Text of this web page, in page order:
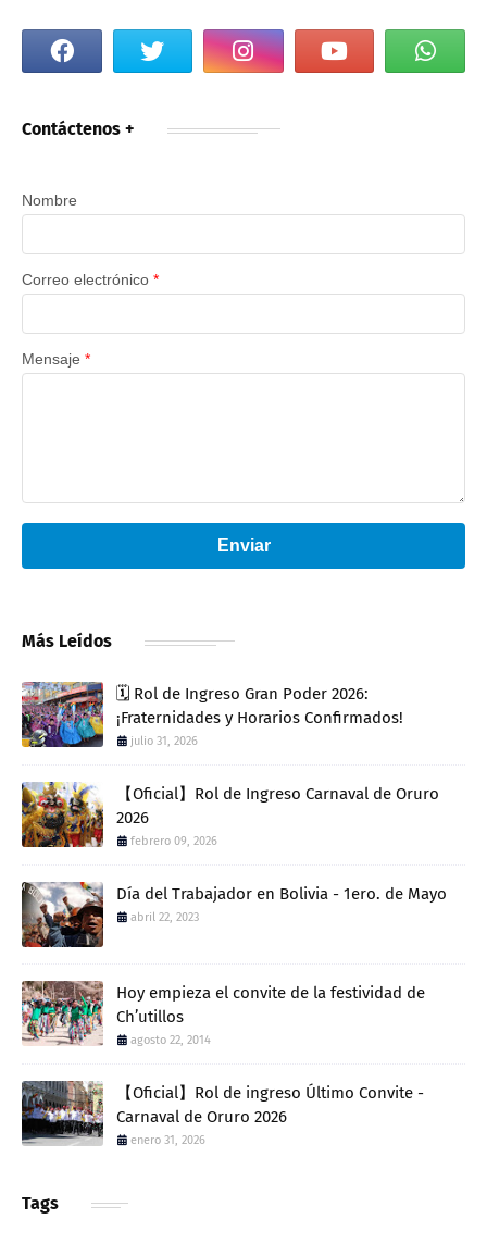
Contáctenos +
Nombre
Correo electrónico *
Mensaje *
Enviar
Más Leídos
🗓️ Rol de Ingreso Gran Poder 2026:
¡Fraternidades y Horarios Confirmados!
julio 31, 2026
【Oficial】Rol de Ingreso Carnaval de Oruro
2026
febrero 09, 2026
Día del Trabajador en Bolivia - 1ero. de Mayo
abril 22, 2023
Hoy empieza el convite de la festividad de
Ch’utillos
agosto 22, 2014
【Oficial】Rol de ingreso Último Convite -
Carnaval de Oruro 2026
enero 31, 2026
Tags